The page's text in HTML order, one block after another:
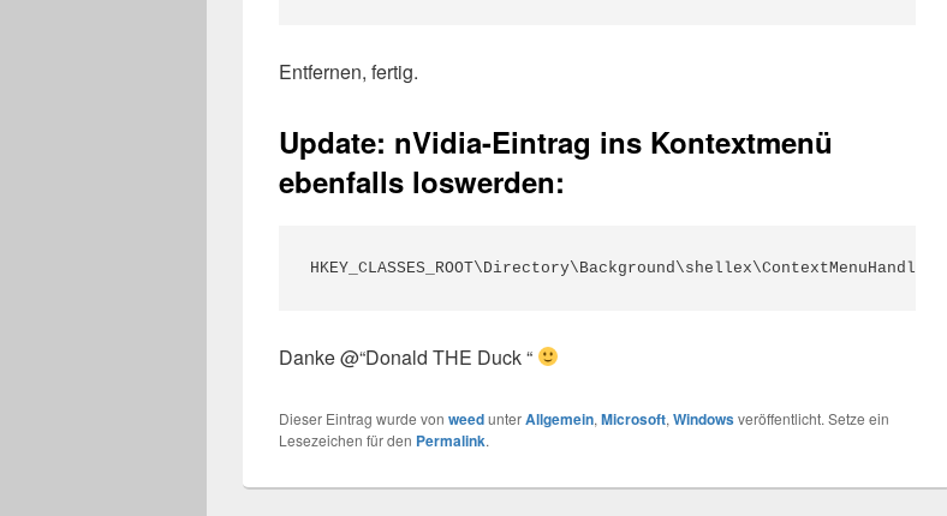
Entfernen, fertig.
Update: nVidia-Eintrag ins Kontextmenü
ebenfalls loswerden:
HKEY_CLASSES_ROOT\Directory\Background\shellex\ContextMenuHandlers\
Danke @“Donald THE Duck“
Dieser Eintrag wurde von weedunterAllgemein, Microsoft, Windowsveröffentlicht. Setze ein
Lesezeichen für den Permalink.